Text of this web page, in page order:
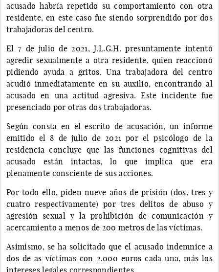
acusado habría repetido su comportamiento con otra
residente, en este caso fue siendo sorprendido por dos
trabajadoras del centro.
El 7 de julio de 2021, J.L.G.H. presuntamente intentó
agredir sexualmente a otra residente, quien reaccionó
pidiendo ayuda a gritos. Una trabajadora del centro
acudió inmediatamente en su auxilio, encontrando al
acusado en una actitud agresiva. Este incidente fue
presenciado por otras dos trabajadoras.
Según consta en el escrito de acusación, un informe
emitido el 8 de julio de 2021 por el psicólogo de la
residencia concluye que las funciones cognitivas del
acusado están intactas, lo que implica que era
plenamente consciente de sus acciones.
Por todo ello, piden nueve años de prisión (dos, tres y
cuatro respectivamente) por tres delitos de abuso y
agresión sexual y la prohibición de comunicación y
acercamiento a menos de 200 metros de las víctimas.
Asimismo, se ha solicitado que el acusado indemnice a
dos de as víctimas con 2.000 euros cada una, más los
intereses legales correspondientes.